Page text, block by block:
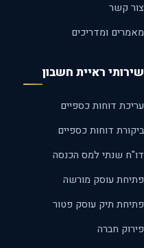
קשר
ומדריכים
ראיית חשבון
דוחות כספיים
דוחות כספיים
שנתי למס הכנסה
עוסק מורשה
תיק עוסק פטור
חברה